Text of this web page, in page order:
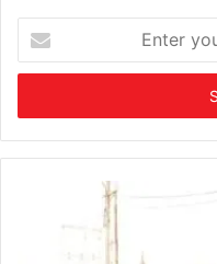
your
Email